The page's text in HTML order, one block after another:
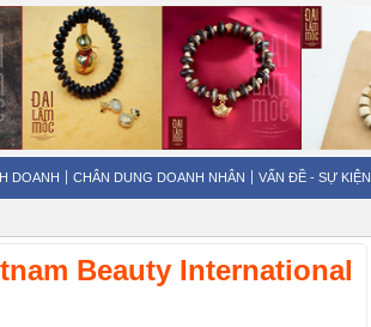
DOANH CHÂN DUNG DOANH NHÂN VẤN ĐỀ - SỰ KIỆN
Beauty International